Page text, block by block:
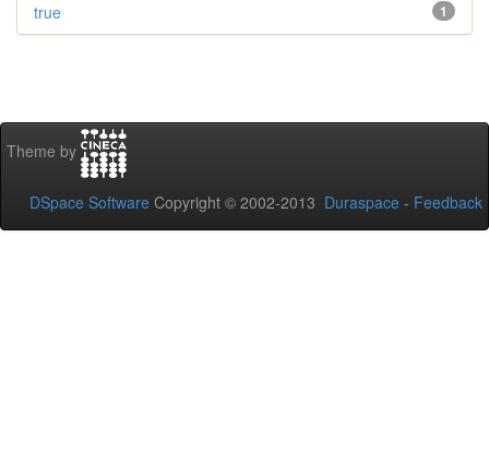
1
true
Theme by
DSpace Software Copyright © 2002-2013 Duraspace - Feedback